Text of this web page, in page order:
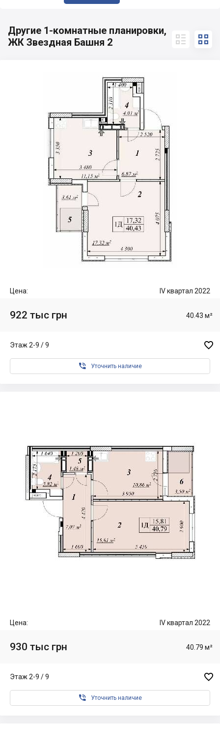
Другие 1-комнатные планировки,
ЖК Звездная Башня 2
 
Цена: IV квартал 2022
922 тыс грн 40.43 м²
Этаж 2-9 / 9 
 Уточнить наличие
Цена: IV квартал 2022
930 тыс грн 40.79 м²
Этаж 2-9 / 9 
 Уточнить наличие